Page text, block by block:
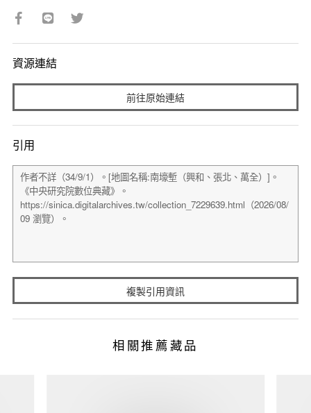
資源連結
前往原始連結
引用
複製引用資訊
相關推薦藏品